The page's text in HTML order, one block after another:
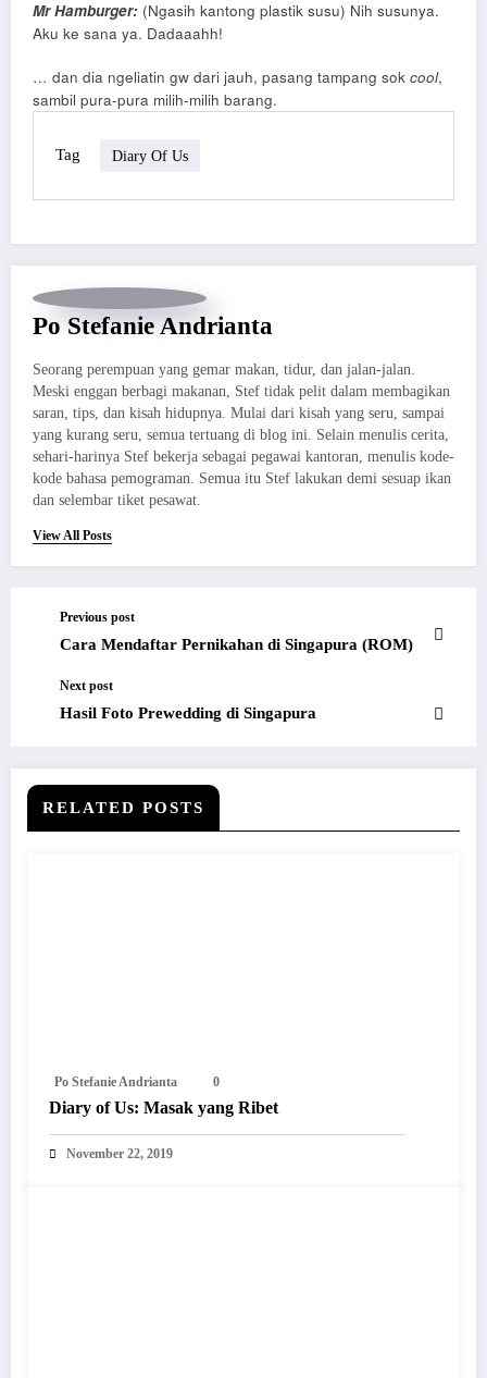
Mr Hamburger: (Ngasih kantong plastik susu) Nih susunya.
Aku ke sana ya. Dadaaahh!
… dan dia ngeliatin gw dari jauh, pasang tampang sok cool,
sambil pura-pura milih-milih barang.
Tag Diary Of Us
Po Stefanie Andrianta
Seorang perempuan yang gemar makan, tidur, dan jalan-jalan.
Meski enggan berbagi makanan, Stef tidak pelit dalam membagikan
saran, tips, dan kisah hidupnya. Mulai dari kisah yang seru, sampai
yang kurang seru, semua tertuang di blog ini. Selain menulis cerita,
sehari-harinya Stef bekerja sebagai pegawai kantoran, menulis kode-
kode bahasa pemograman. Semua itu Stef lakukan demi sesuap ikan
dan selembar tiket pesawat.
View All Posts
Previous post
Cara Mendaftar Pernikahan di Singapura (ROM)
Next post
Hasil Foto Prewedding di Singapura
RELATED POSTS
Po Stefanie Andrianta 0
Diary of Us: Masak yang Ribet
November 22, 2019